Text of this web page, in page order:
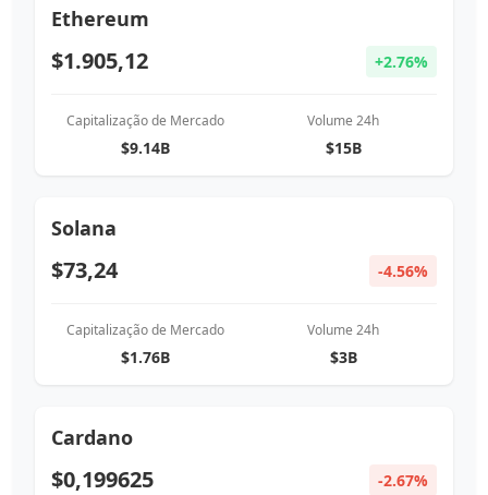
INR
R$ Real Brasileiro
BRL
Ethereum
$1.905,12 +2.76%
Capitalização de Mercado
$9.14B
Volume 24h
$15B
Solana
$73,24 -4.56%
Capitalização de Mercado
$1.76B
Volume 24h
$3B
Cardano
$0,199625 -2.67%